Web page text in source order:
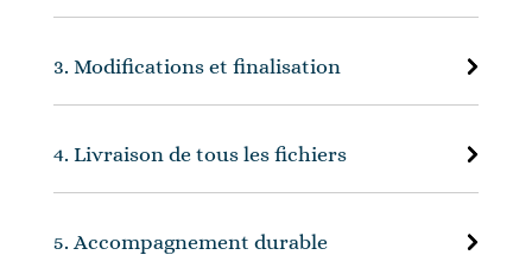
3. Modifications et finalisation
4. Livraison de tous les fichiers
5. Accompagnement durable